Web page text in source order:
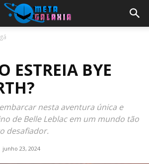
ESTREIA BYE
nesta aventura única e
de Belle Leblac em um mundo tão
desafiador.
junho 23, 2024